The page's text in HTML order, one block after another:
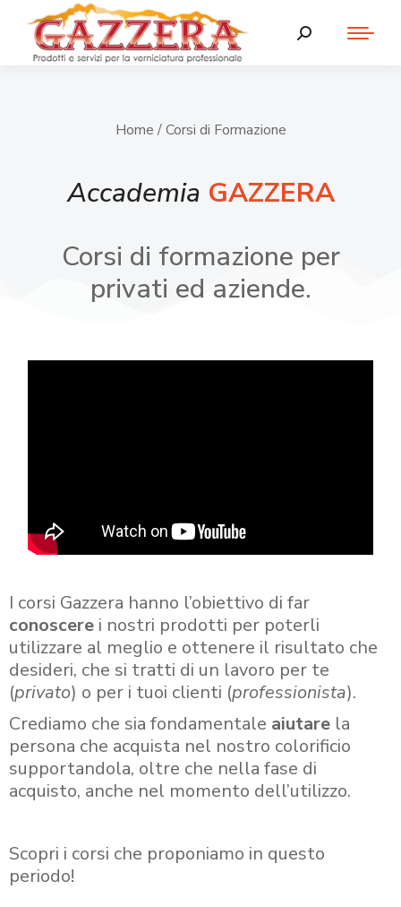
Home / Corsi di Formazione
Accademia GAZZERA
Corsi di formazione per
privati ed aziende.
I corsi Gazzera hanno l’obiettivo di far
conoscere i nostri prodotti per poterli
utilizzare al meglio e ottenere il risultato che
desideri, che si tratti di un lavoro per te
(privato) o per i tuoi clienti (professionista).
Crediamo che sia fondamentale aiutare la
persona che acquista nel nostro colorificio
supportandola, oltre che nella fase di
acquisto, anche nel momento dell’utilizzo.
Scopri i corsi che proponiamo in questo
periodo!